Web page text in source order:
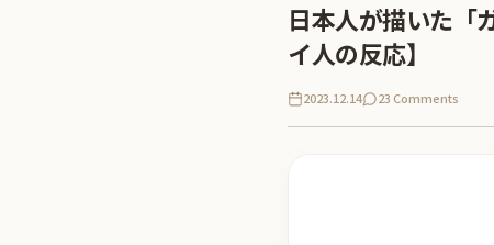
日本人が描いた「
イ人の反応】
2023.12.14 23 Comments